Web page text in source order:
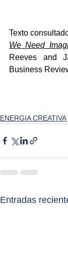
Texto
We Need
Reeves and
Business
ENERGIA CREATIVA
Entradas